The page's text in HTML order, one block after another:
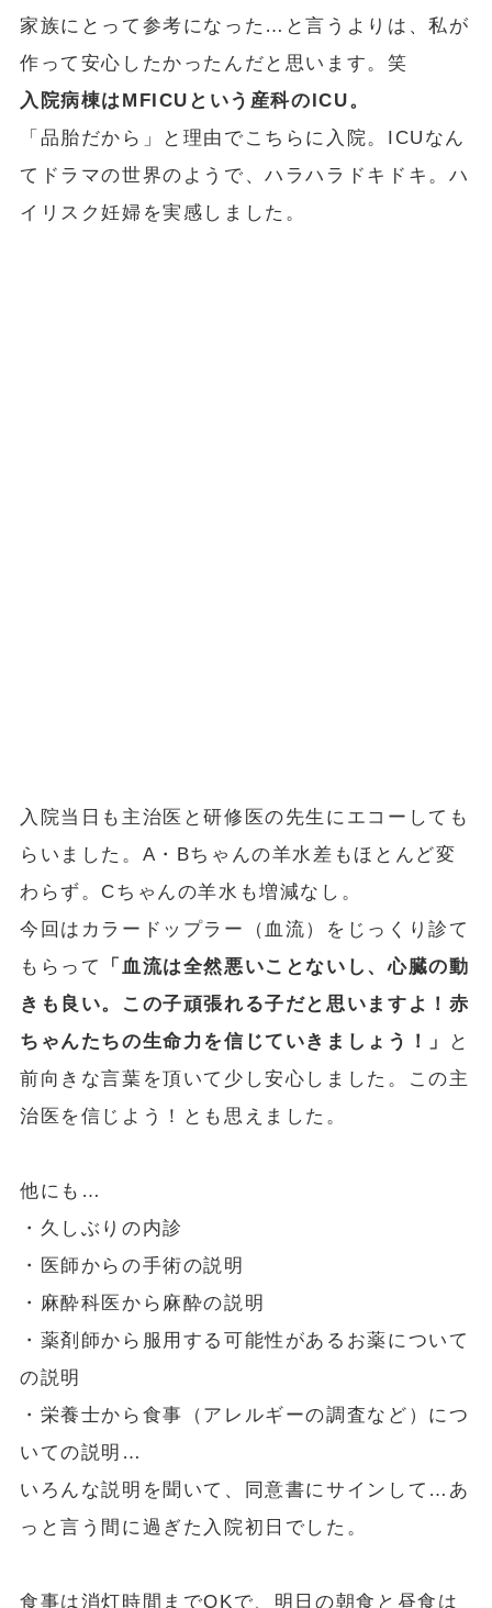
家族にとって参考になった…と言うよりは、私が
作って安心したかったんだと思います。笑
入院病棟はMFICUという産科のICU。
「品胎だから」と理由でこちらに入院。ICUなん
てドラマの世界のようで、ハラハラドキドキ。ハ
イリスク妊婦を実感しました。
入院当日も主治医と研修医の先生にエコーしても
らいました。A・Bちゃんの羊水差もほとんど変
わらず。Cちゃんの羊水も増減なし。
今回はカラードップラー（血流）をじっくり診て
もらって
「血流は全然悪いことないし、心臓の動
きも良い。
この子頑張れる子だと思いますよ！ 赤
ちゃんたちの生命力を信じていきましょう！」
と
前向きな言葉を頂いて少し安心しました。この主
治医を信じよう！とも思えました。
他にも…
・久しぶりの内診
・医師からの手術の説明
・麻酔科医から麻酔の説明
・薬剤師から服用する可能性があるお薬について
の説明
・栄養士から食事（アレルギーの調査など）につ
いての説明…
いろんな説明を聞いて、同意書にサインして…あ
っと言う間に過ぎた入院初日でした。
食事は消灯時間までOKで、明日の朝食と昼食は